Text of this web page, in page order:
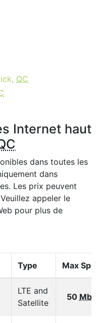
QC
Internet haut
dans toutes les
dans
Les prix peuvent
appeler le
pour plus de
Type Max
LTE and
Satellite
50